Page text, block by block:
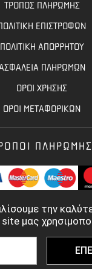
την
μας
ΤΡΟΠΟΣ ΠΛΗΡΩΜΗΣ
ΕΠΙΣΤΡΟΦΩΝ
ΠΟΛΙΤΙΚΗ ΑΠΟΡΡΗΤΟΥ
ΠΛΗΡΩΜΩΝ
ΟΡΟΙ ΧΡΗΣΗΣ
ΟΡΟΙ ΜΕΤΑΦΟΡΙΚΩΝ
ΠΛΗΡΩΜΗΣ
- ALL